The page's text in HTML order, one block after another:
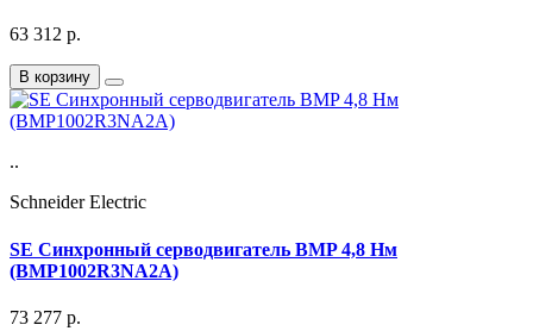
63 312 р.
В корзину
..
Schneider Electric
SE Синхронный серводвигатель BMP 4,8 Нм
(BMP1002R3NA2A)
73 277 р.